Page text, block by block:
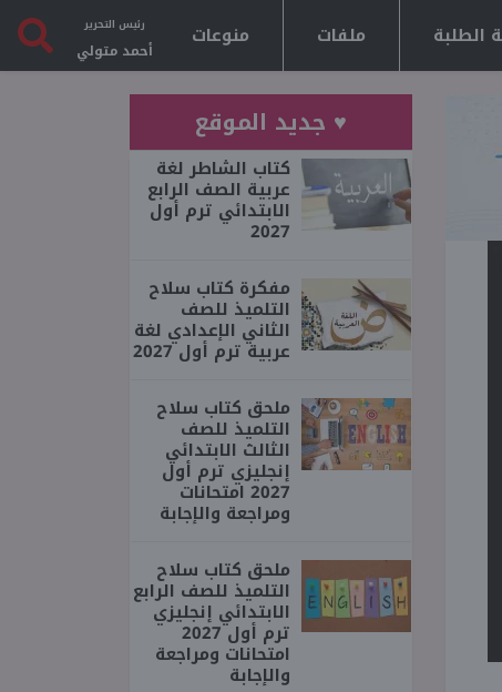
الطلبة ملفات منوعات رئيس التحرير
أحمد متولي
♥ جديد الموقع
كتاب الشاطر لغة
عربية الصف الرابع
الابتدائي ترم أول
2027
مفكرة كتاب سلاح
التلميذ للصف
الثاني الإعدادي لغة
عربية ترم أول 2027
ملحق كتاب سلاح
التلميذ للصف
الثالث الابتدائي
إنجليزي ترم أول
2027 امتحانات
ومراجعة والإجابة
ملحق كتاب سلاح
التلميذ للصف الرابع
الابتدائي إنجليزي
ترم أول 2027
امتحانات ومراجعة
والإجابة